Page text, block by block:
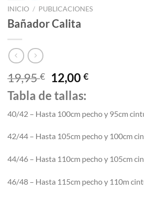
INICIO / PUBLICACIONES
Bañador Calita
19,95€
El
precio
original
era:
12,00€El
es:
Tabla de tallas:
40/42 – Hasta 100cm pecho y 95cm
42/44 – Hasta 105cm pecho y 100cm
44/46 – Hasta 110cm pecho y 105cm
46/48 – Hasta 115cm pecho y 110m